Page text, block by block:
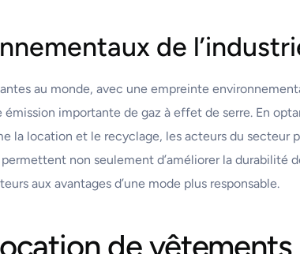
de
au monde, avec une empreinte
émission importante de gaz à effet de serre. En
la location et le recyclage, les acteurs du secteur
non seulement d’améliorer la durabilité
aux avantages d’une mode plus responsable.
de